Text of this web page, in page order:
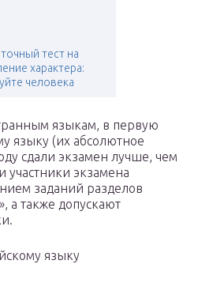
тест на
характера:
человека
языкам, в первую
языку (их абсолютное
сдали экзамен лучше, чем
участники экзамена
заданий разделов
а также допускают
языку